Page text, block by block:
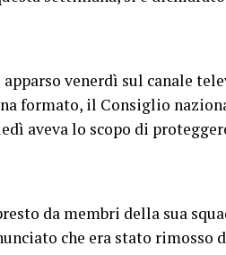
venerdì sul canale
formato, il Consiglio
aveva lo scopo di
da membri della sua
che era stato